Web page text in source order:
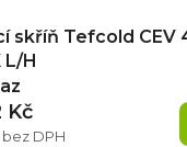
skříň Tefcold CEV
L/H
bez DPH
Kč